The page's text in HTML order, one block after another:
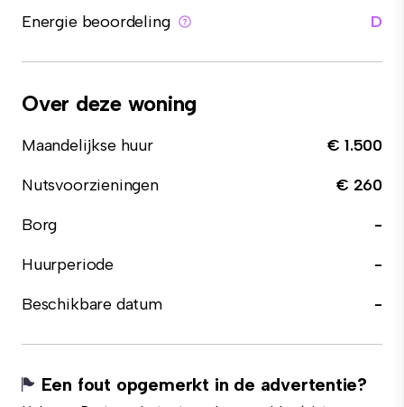
Energie beoordeling
D
Over deze woning
Maandelijkse huur
€ 1.500
Nutsvoorzieningen
€ 260
Borg
-
Huurperiode
-
Beschikbare datum
-
Een fout opgemerkt in de advertentie?